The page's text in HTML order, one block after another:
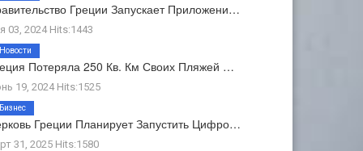
Греции Запускает Приложени…
03, 2024 Hits:1443
Потеряла 250 Кв. Км Своих Пляжей …
19, 2024 Hits:1525
Новости
Греции Планирует Запустить Цифро…
31, 2025 Hits:1580
Бизнес